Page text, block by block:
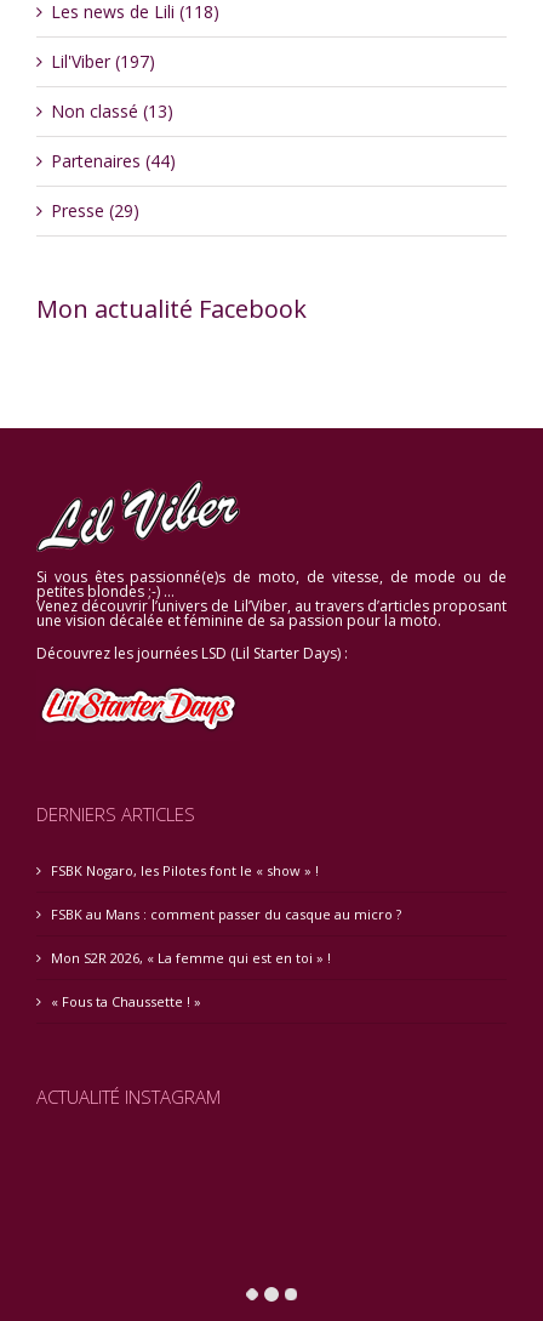
Les news de Lili (118)
Lil'Viber (197)
Non classé (13)
Partenaires (44)
Presse (29)
Mon actualité Facebook
Si vous êtes passionné(e)s de moto, de vitesse, de mode ou de
petites blondes ;-) …
Venez découvrir l’univers de Lil’Viber, au travers d’articles proposant
une vision décalée et féminine de sa passion pour la moto.
Découvrez les journées LSD (Lil Starter Days) :
DERNIERS ARTICLES
FSBK Nogaro, les Pilotes font le « show » !
FSBK au Mans : comment passer du casque au micro ?
Mon S2R 2026, « La femme qui est en toi » !
« Fous ta Chaussette ! »
ACTUALITÉ INSTAGRAM